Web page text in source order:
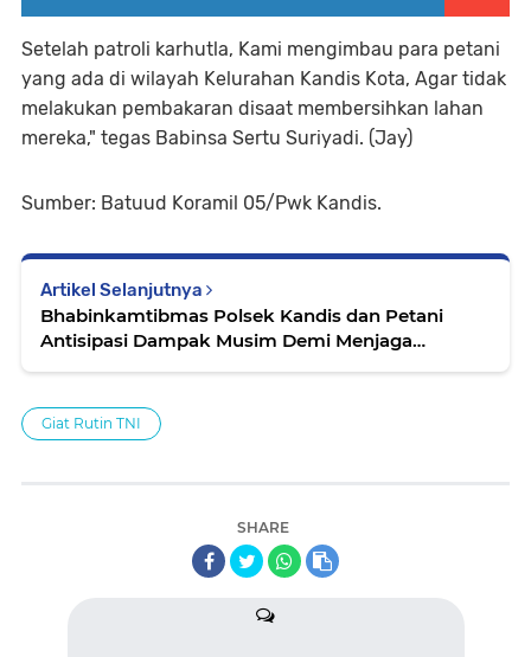
Setelah patroli karhutla, Kami mengimbau para petani
yang ada di wilayah Kelurahan Kandis Kota, Agar tidak
melakukan pembakaran disaat membersihkan lahan
mereka," tegas Babinsa Sertu Suriyadi. (Jay)
Sumber: Batuud Koramil 05/Pwk Kandis.
Artikel Selanjutnya
Bhabinkamtibmas Polsek Kandis dan Petani
Antisipasi Dampak Musim Demi Menjaga
Giat Rutin TNI
SHARE